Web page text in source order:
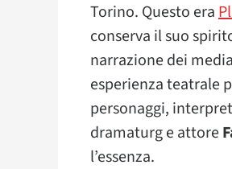
Torino. Questo era
conserva il suo
narrazione dei
esperienza teatrale
personaggi,
dramaturg e attore
l’essenza.